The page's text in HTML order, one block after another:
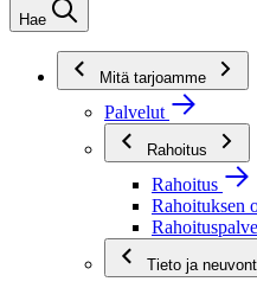
Hae
Mitä tarjoamme
Palvelut
Rahoitus
Rahoitus
Rahoituksen
Tieto ja